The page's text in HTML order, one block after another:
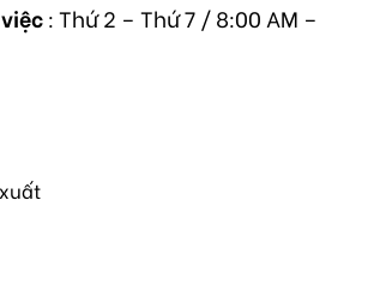
: Thứ 2 – Thứ 7 / 8:00 AM –